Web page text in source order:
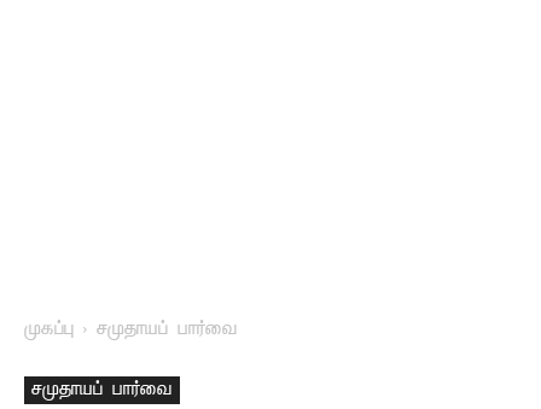
முகப்பு சமுதாயப் பார்வை
சமுதாயப் பார்வை